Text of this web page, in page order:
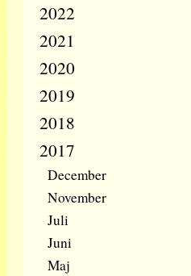
2022
2021
2020
2019
2018
2017
December
November
Juli
Juni
Maj